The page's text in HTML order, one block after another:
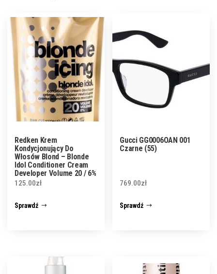
Redken Krem
Kondycjonujący Do
Włosów Blond – Blonde
Idol Conditioner Cream
Developer Volume 20 / 6%
1000 Ml
125.00zł
Sprawdź
Gucci GG0006OAN 001
Czarne (55)
769.00zł
Sprawdź